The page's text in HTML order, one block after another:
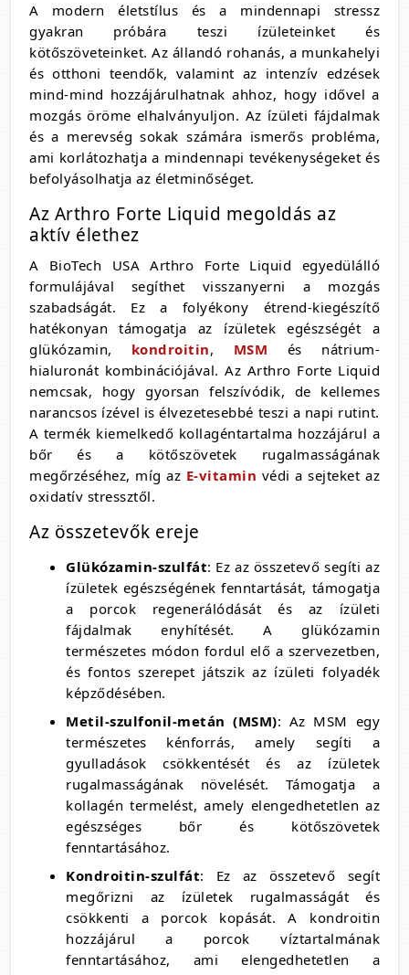
A modern életstílus és a mindennapi stressz
gyakran próbára teszi ízületeinket és
kötőszöveteinket. Az állandó rohanás, a munkahelyi
és otthoni teendők, valamint az intenzív edzések
mind-mind hozzájárulhatnak ahhoz, hogy idővel a
mozgás öröme elhalványuljon. Az ízületi fájdalmak
és a merevség sokak számára ismerős probléma,
ami korlátozhatja a mindennapi tevékenységeket és
befolyásolhatja az életminőséget.
Az Arthro Forte Liquid megoldás az
aktív élethez
A BioTech USA Arthro Forte Liquid egyedülálló
formulájával segíthet visszanyerni a mozgás
szabadságát. Ez a folyékony étrend-kiegészítő
hatékonyan támogatja az ízületek egészségét a
glükózamin, kondroitin, MSM és nátrium-
hialuronát kombinációjával. Az Arthro Forte Liquid
nemcsak, hogy gyorsan felszívódik, de kellemes
narancsos ízével is élvezetesebbé teszi a napi rutint.
A termék kiemelkedő kollagéntartalma hozzájárul a
bőr és a kötőszövetek rugalmasságának
megőrzéséhez, míg az E-vitamin védi a sejteket az
oxidatív stressztől.
Az összetevők ereje
Glükózamin-szulfát: Ez az összetevő segíti az
ízületek egészségének fenntartását, támogatja
a porcok regenerálódását és az ízületi
fájdalmak enyhítését. A glükózamin
természetes módon fordul elő a szervezetben,
és fontos szerepet játszik az ízületi folyadék
képződésében.
Metil-szulfonil-metán (MSM): Az MSM egy
természetes kénforrás, amely segíti a
gyulladások csökkentését és az ízületek
rugalmasságának növelését. Támogatja a
kollagén termelést, amely elengedhetetlen az
egészséges bőr és kötőszövetek
fenntartásához.
Kondroitin-szulfát: Ez az összetevő segít
megőrizni az ízületek rugalmasságát és
csökkenti a porcok kopását. A kondroitin
hozzájárul a porcok víztartalmának
fenntartásához, ami elengedhetetlen a